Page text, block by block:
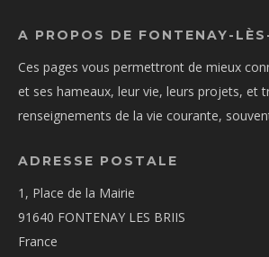
A PROPOS DE FONTENAY-
Ces pages vous permettront de mieux
et ses hameaux, leur vie, leurs projets, et
renseignements de la vie courante,
ADRESSE POSTALE
1, Place de la Mairie
91640 FONTENAY LES BRIIS
France